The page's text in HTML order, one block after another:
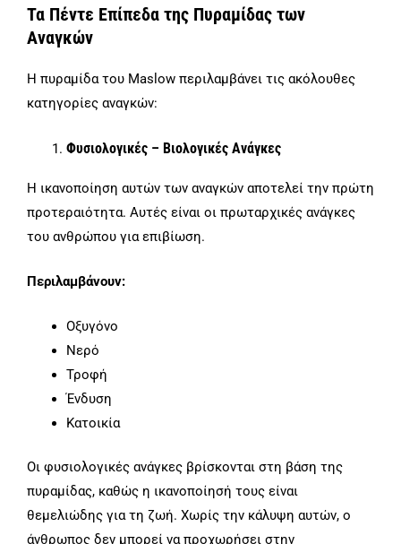
Τα Πέντε Επίπεδα της Πυραμίδας των
Αναγκών
Η πυραμίδα του Maslow περιλαμβάνει τις ακόλουθες
κατηγορίες αναγκών:
Φυσιολογικές – Βιολογικές Ανάγκες
Η ικανοποίηση αυτών των αναγκών αποτελεί την πρώτη
προτεραιότητα. Αυτές είναι οι πρωταρχικές ανάγκες
του ανθρώπου για επιβίωση.
Περιλαμβάνουν:
Οξυγόνο
Νερό
Τροφή
Ένδυση
Κατοικία
Οι φυσιολογικές ανάγκες βρίσκονται στη βάση της
πυραμίδας, καθώς η ικανοποίησή τους είναι
θεμελιώδης για τη ζωή. Χωρίς την κάλυψη αυτών, ο
άνθρωπος δεν μπορεί να προχωρήσει στην